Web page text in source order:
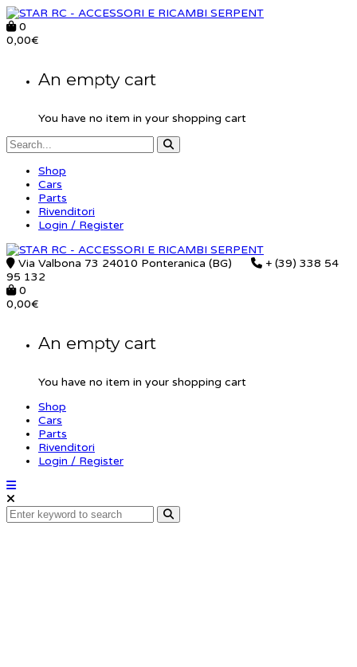
0
0,00€
An empty cart
You have no item in your shopping cart
Shop
Cars
Parts
Rivenditori
Login / Register
Via Valbona 73 24010 Ponteranica (BG)
+ (39) 338 54
95 132
0
0,00€
An empty cart
You have no item in your shopping cart
Shop
Cars
Parts
Rivenditori
Login / Register